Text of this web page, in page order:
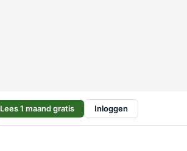
Lees 1 maand gratis Inloggen